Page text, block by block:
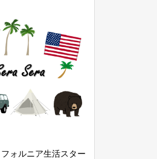
ォルニア生活スター